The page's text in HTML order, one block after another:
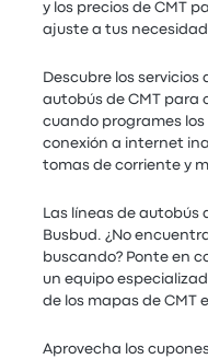
y los precios de CMT
ajuste a tus
Descubre los
autobús de CMT para
cuando programes los
conexión a internet
tomas de corriente y
Las líneas de autobús
Busbud. ¿No
buscando? Ponte en
un equipo
de los mapas de CMT
Aprovecha los